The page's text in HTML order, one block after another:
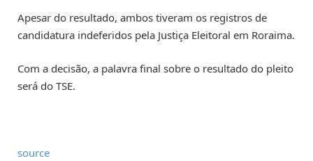
Apesar do resultado, ambos tiveram os registros de
candidatura indeferidos pela Justiça Eleitoral em Roraima.
Com a decisão, a palavra final sobre o resultado do pleito
será do TSE.
source